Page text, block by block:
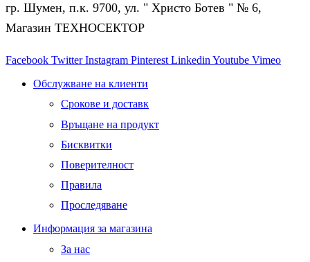
гр. Шумен, п.к. 9700, ул. " Христо Ботев " № 6,
Магазин ТЕХНОСЕКТОР
Facebook Twitter Instagram Pinterest Linkedin Youtube Vimeo
Обслужване на клиенти
Срокове и доставк
Връщане на продукт
Бисквитки
Поверителност
Правила
Проследяване
Информация за магазина
За нас